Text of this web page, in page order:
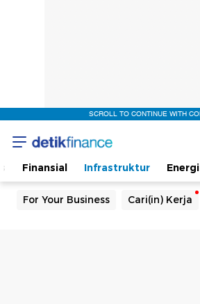
SCROLL TO CONTINUE WITH
Finansial Infrastruktur Energi
For Your Business Cari(in) Kerja